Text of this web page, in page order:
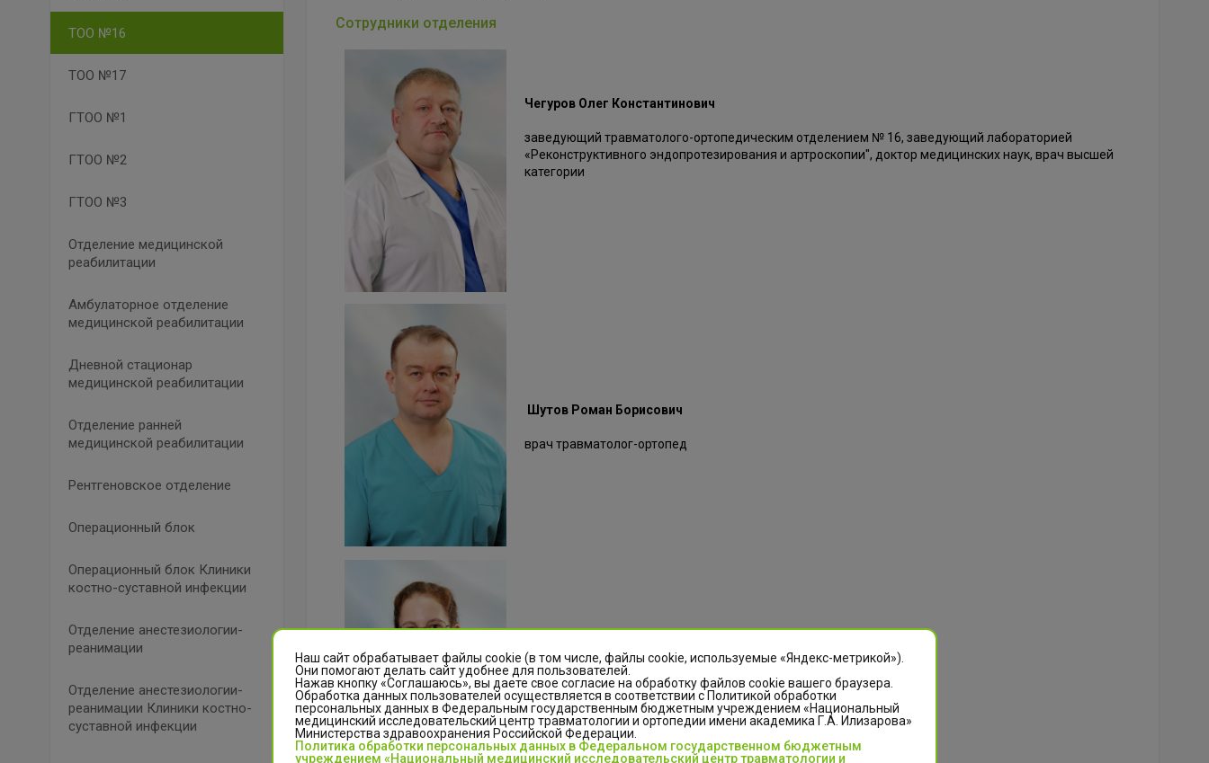
ТОО №16
ТОО №17
ГТОО №1
ГТОО №2
ГТОО №3
Отделение медицинской
реабилитации
Амбулаторное отделение
медицинской реабилитации
Дневной стационар
медицинской реабилитации
Отделение ранней
медицинской реабилитации
Рентгеновское отделение
Операционный блок
Операционный блок Клиники
костно-суставной инфекции
Отделение анестезиологии-
реанимации
Отделение анестезиологии-
реанимации Клиники костно-
суставной инфекции
Сотрудники отделения
Чегуров Олег Константинович
заведующий травматолого-ортопедическим отделением № 16, заведующий лабораторией
«Реконструктивного эндопротезирования и артроскопии", доктор медицинских наук, врач высшей
категории
Шутов Роман Борисович
врач травматолог-ортопед
Герман Ольга Юрьевна
Врач-травматолог-ортопед
Наш сайт обрабатывает файлы cookie (в том числе, файлы cookie, используемые «Яндекс-метрикой»).
Они помогают делать сайт удобнее для пользователей.
Нажав кнопку «Соглашаюсь», вы даете свое согласие на обработку файлов cookie вашего браузера.
Обработка данных пользователей осуществляется в соответствии с Политикой обработки
персональных данных в Федеральным государственным бюджетным учреждением «Национальный
медицинский исследовательский центр травматологии и ортопедии имени академика Г.А. Илизарова»
Министерства здравоохранения Российской Федерации.
Политика обработки персональных данных в Федеральном государственном бюджетным
учреждением «Национальный медицинский исследовательский центр травматологии и